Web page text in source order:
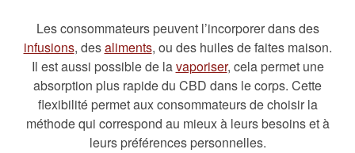
Les consommateurs peuvent l’incorporer dans des
infusions, desaliments, ou des huiles de faites maison.
Il est aussi possible de lavaporiser, cela permet une
absorption plus rapide du CBD dans le corps. Cette
flexibilité permet aux consommateurs de choisir la
méthode qui correspond au mieux à leurs besoins et à
leurs préférences personnelles.